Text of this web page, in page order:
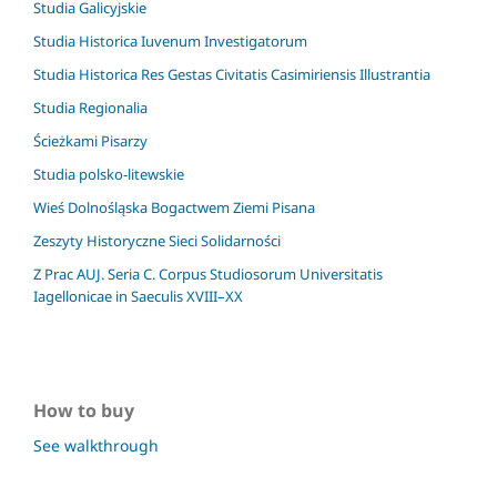
Studia Galicyjskie
Studia Historica Iuvenum Investigatorum
Studia Historica Res Gestas Civitatis Casimiriensis Illustrantia
Studia Regionalia
Ścieżkami Pisarzy
Studia polsko-litewskie
Wieś Dolnośląska Bogactwem Ziemi Pisana
Zeszyty Historyczne Sieci Solidarności
Z Prac AUJ. Seria C. Corpus Studiosorum Universitatis
Iagellonicae in Saeculis XVIII–XX
How to buy
See walkthrough